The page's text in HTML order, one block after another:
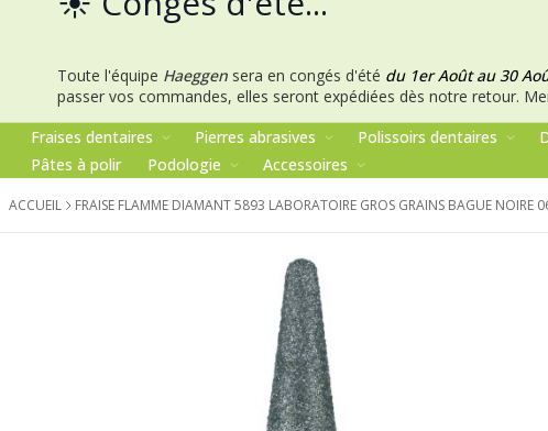
Toute l'équipe Haeggen sera en congés d'été du 1er Août au 30
passer vos commandes, elles seront expédiées dès notre retour.
Fraises dentaires Pierres abrasives Polissoirs dentaires
Pâtes à polir
Podologie Accessoires
ACCUEIL FRAISE FLAMME DIAMANT 5893 LABORATOIRE GROS GRAINS BAGUE NOIRE